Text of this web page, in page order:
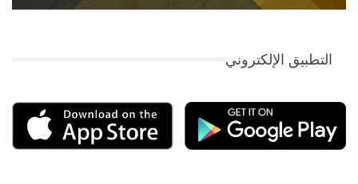
التطبيق الإلكتروني